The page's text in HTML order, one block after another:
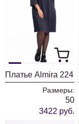
Платье Almira 224
Размеры:
50
3422 руб.